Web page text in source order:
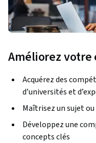
Améliorez
Acquérez des
d’universités et
Maîtrisez un sujet
Développez une
concepts clés